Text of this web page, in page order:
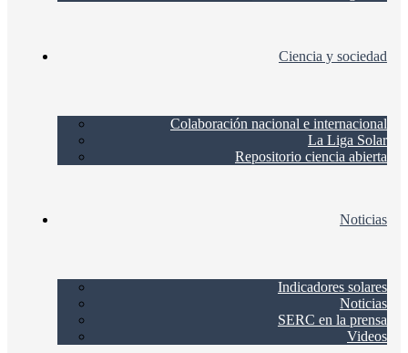
Ciencia y sociedad
Colaboración nacional e internacional
La Liga Solar
Repositorio ciencia abierta
Noticias
Indicadores solares
Noticias
SERC en la prensa
Videos